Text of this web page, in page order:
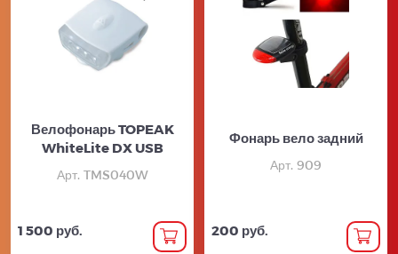
Велофонарь TOPEAK
WhiteLite DX USB
Арт. TMS040W
1 500 руб.
Фонарь вело задний
Арт. 909
200 руб.